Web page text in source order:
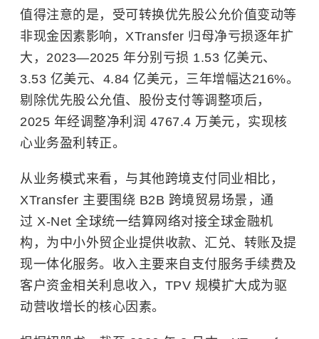
值得注意的是，受可转换优先股公允价值变动等
非现金因素影响，XTransfer 归母净亏损逐年扩
大，2023—2025 年分别亏损 1.53 亿美元、
3.53 亿美元、4.84 亿美元，三年增幅达216%。
剔除优先股公允值、股份支付等调整项后，
2025 年经调整净利润 4767.4 万美元，实现核
心业务盈利转正。
从业务模式来看，与其他跨境支付同业相比，
XTransfer 主要围绕 B2B 跨境贸易场景，通
过 X-Net 全球统一结算网络对接全球金融机
构，为中小外贸企业提供收款、汇兑、转账及提
现一体化服务。收入主要来自支付服务手续费及
客户资金相关利息收入，TPV 规模扩大成为驱
动营收增长的核心因素。